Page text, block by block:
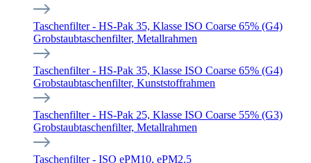
Taschenfilter - HS-Pak 35, Klasse ISO Coarse 65% (G4)
Grobstaubtaschenfilter, Metallrahmen
Taschenfilter - HS-Pak 35, Klasse ISO Coarse 65% (G4)
Grobstaubtaschenfilter, Kunststoffrahmen
Taschenfilter - HS-Pak 25, Klasse ISO Coarse 55% (G3)
Grobstaubtaschenfilter, Metallrahmen
Taschenfilter - ISO ePM10, ePM2.5